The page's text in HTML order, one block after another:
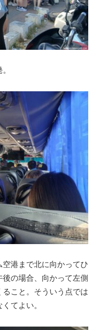
港まで北に向かってひ
の場合、向かって左側
こと。そういう点では
てよい。